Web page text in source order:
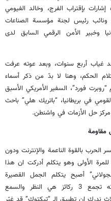
بإقتراب الفرج، وخالد الفيومي
رئيس لجنة مؤسسة الصناعات
وخبير الأمن الرقمي السابق لدى
غياب أربع سنوات، وبعد عوته عرفت
الحكم، وهنا لا بدّ من ذكر أسماء
فورد”، السفير الأمريكي الأسبق
في بريطانيا، “باتريك هلي” باحث
حل الأزمات في واشنطن.
مقاومة
بالقوة الناعمة والإنترنت ودون
الأولى وهو يتكلم أدركت ان هذا
أصبح يتكلم الجمل القصيرة
والمباشرة وغير المباشرة، تعابيره وحركاته تجمع 3 ركائز هي النظر والسمع